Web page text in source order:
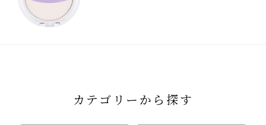
カテゴリーから探す